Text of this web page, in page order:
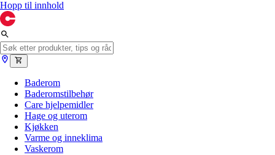
Hopp til innhold
Baderom
Baderomstilbehør
Care hjelpemidler
Hage og uterom
Kjøkken
Varme og inneklima
Vaskerom